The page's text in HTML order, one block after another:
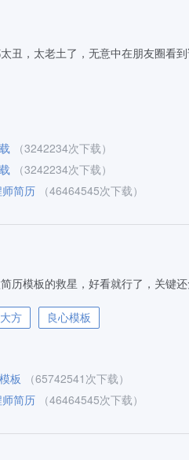
丑，太老土了，无意中在朋友圈看
（3242234次下载）
（3242234次下载）
简历
（46464545次下载）
历模板的救星，好看就行了，关键
方 良心模板
板
（65742541次下载）
简历
（46464545次下载）